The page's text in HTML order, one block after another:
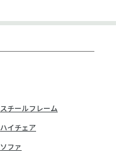
スチールフレーム
ハイチェア
ソファ